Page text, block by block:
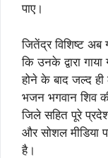
पाए।
जितेंद्र विशिष्ट
कि उनके द्वारा गाया
होने के बाद जल्द
भजन भगवान शिव
जिले सहित पूरे
और सोशल
है।